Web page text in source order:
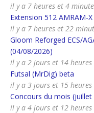
il y a 7 heures et 4
Extension 512 AMRAM-X
il y a 7 heures et 22
Gloom Reforged ECS/
(04/08/2026)
il y a 2 jours et 14 heures
Futsal (MrDig) beta
il y a 3 jours et 15 heures
Concours du mois
il y a 4 jours et 12 heures